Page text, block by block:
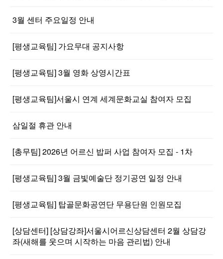
3월 센터 주요일정 안내
[평생교육팀] 가요무대 공지사항
[평생교육팀] 3월 영화 상영시간표
[평생교육팀]서울시 연계 세계문화교실 참여자 모집
삼일절 휴관 안내
[총무팀] 2026년 어르신 밥퍼 사업 참여자 모집 - 1차
[평생교육팀] 3월 금빛예술단 정기공연 일정 안내
[평생교육팀] 탑골문화공연단 무용단원 인원모집
[상담센터] [상담강좌]서울시어르신상담센터 2월 상담강
좌(새해를 웃으며 시작하는 마음 관리법) 안내